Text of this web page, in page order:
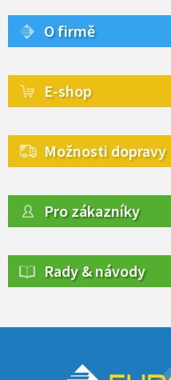
O firmě
E-shop
Možnosti dopravy
Pro zákazníky
Rady & návody